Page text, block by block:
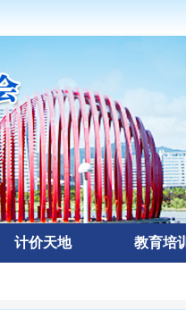
计价天地 教育培训